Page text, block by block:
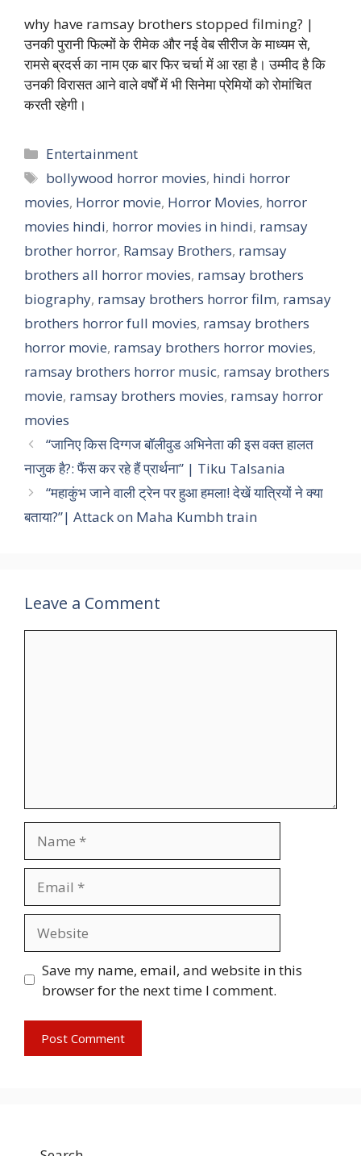
why have ramsay brothers stopped filming? |
उनकी पुरानी फिल्मों के रीमेक और नई वेब सीरीज के माध्यम से,
रामसे ब्रदर्स का नाम एक बार फिर चर्चा में आ रहा है। उम्मीद है कि
उनकी विरासत आने वाले वर्षों में भी सिनेमा प्रेमियों को रोमांचित
करती रहेगी।
Categories
Entertainment
Tags
bollywood horror movies, hindi horror
movies, Horror movie, Horror Movies, horror
movies hindi, horror movies in hindi, ramsay
brother horror, Ramsay Brothers, ramsay
brothers all horror movies, ramsay brothers
biography, ramsay brothers horror film, ramsay
brothers horror full movies, ramsay brothers
horror movie, ramsay brothers horror movies,
ramsay brothers horror music, ramsay brothers
movie, ramsay brothers movies, ramsay horror
movies
“जानिए किस दिग्गज बॉलीवुड अभिनेता की इस वक्त हालत
नाजुक है?: फैंस कर रहे हैं प्रार्थना” | Tiku Talsania
“महाकुंभ जाने वाली ट्रेन पर हुआ हमला! देखें यात्रियों ने क्या
बताया?”| Attack on Maha Kumbh train
Leave a Comment
Save my name, email, and website in this
browser for the next time I comment.